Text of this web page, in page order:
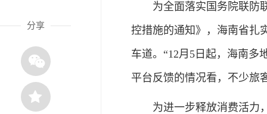
分享
为全面落实国务院联防联
控措施的通知》，海南省扎
车道。“12月5日起，海南多
平台反馈的情况看，不少旅
为进一步释放消费活力，